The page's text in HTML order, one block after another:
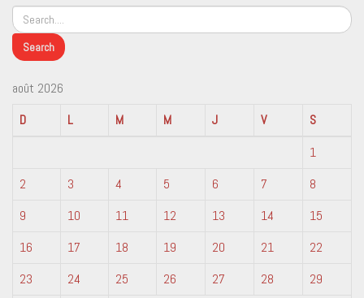
août 2026
D
L M M J V
S
1
2
3 4 5 6 7
8
9
10 11 12 13 14
15
16
17 18 19 20 21
22
23
24 25 26 27 28
29